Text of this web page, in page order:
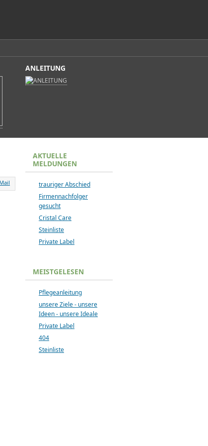
ANLEITUNG
AKTUELLE
MELDUNGEN
trauriger Abschied
Firmennachfolger
gesucht
Cristal Care
Steinliste
Private Label
MEISTGELESEN
Pflegeanleitung
unsere Ziele - unsere
Ideen - unsere Ideale
Private Label
404
Steinliste